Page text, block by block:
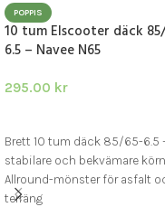
POPPIS
10 tum Elscooter däck
6.5 – Navee N65
295.00 kr
Brett 10 tum däck 85/65-6.5
stabilare och bekvämare
Allround-mönster för asfalt
terräng